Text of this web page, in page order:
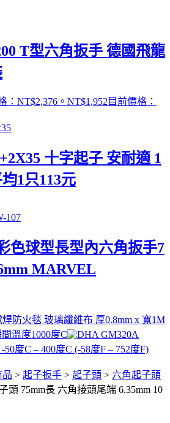
T型六角扳手 德國飛龍
：NT$2,376。 NT$1,952目前價格：
十字起子 安耐適 1
1只113元
色球型長型內六角扳手7
MARVEL
焊防火毯 玻璃纖維布 厚0.8mm x 寬1M
溫度1000度C
度C – 400度C (-58度F – 752度F)
品 > 起子扳手 > 起子頭 > 六角起子頭
頭 75mm長 六角接頭尾端 6.35mm 10